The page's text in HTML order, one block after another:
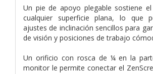
Un pie de apoyo plegable sostiene
cualquier superficie plana, lo que
ajustes de inclinación sencillos para
de visión y posiciones de trabajo
Un orificio con rosca de ¼ en la
monitor le permite conectar el